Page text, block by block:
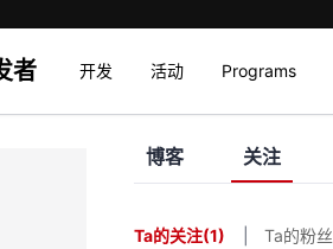
者 开发 活动 Programs
博客 关注
Ta的关注(1) Ta的粉丝